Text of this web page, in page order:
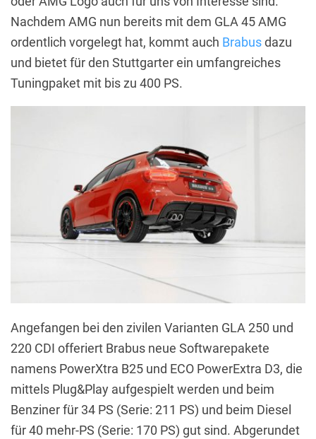
Nachdem AMG nun bereits mit dem GLA 45 AMG
ordentlich vorgelegt hat, kommt auch Brabusdazu
und bietet für den Stuttgarter ein umfangreiches
Tuningpaket mit bis zu 400 PS.
Angefangen bei den zivilen Varianten GLA 250 und
220 CDI offeriert Brabus neue Softwarepakete
namens PowerXtra B25 und ECO PowerExtra D3, die
mittels Plug&Play aufgespielt werden und beim
Benziner für 34 PS (Serie: 211 PS) und beim Diesel
für 40 mehr-PS (Serie: 170 PS) gut sind. Abgerundet